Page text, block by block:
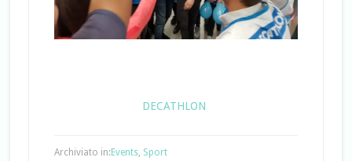
DECATHLON
Archiviato in: Events, Sport